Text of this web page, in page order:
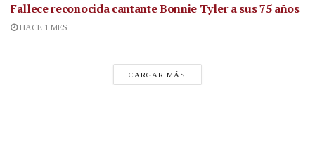
Fallece reconocida cantanteBonnie Tyler a sus 75 años
HACE 1 MES
CARGAR MÁS